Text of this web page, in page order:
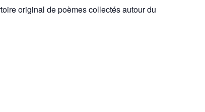
original de poèmes collectés autour du